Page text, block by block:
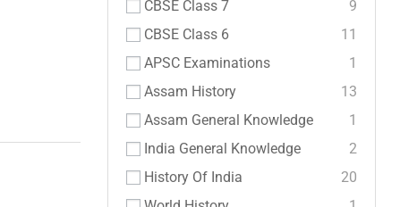
CBSE Class 7
9
CBSE Class 6
11
APSC Examinations
1
Assam History
13
Assam General Knowledge
1
India General Knowledge
2
History Of India
20